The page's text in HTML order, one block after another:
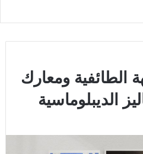
الطائفية ومعارك
الديبلوماسية